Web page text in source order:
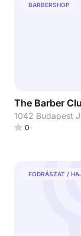
BARBERSHOP
The Barber
1042 Budapest
0
FODRÁSZAT /